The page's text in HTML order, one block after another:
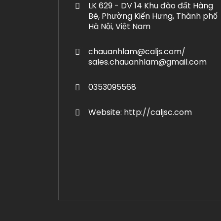
LK 629 - DV 14 Khu đào đất Hàng
Bè, Phường Kiến Hưng, Thành phố
Hà Nội, Việt Nam
chauanhlam@caljs.com/
sales.chauanhlam@gmail.com
0353095568
Website: http://caljsc.com